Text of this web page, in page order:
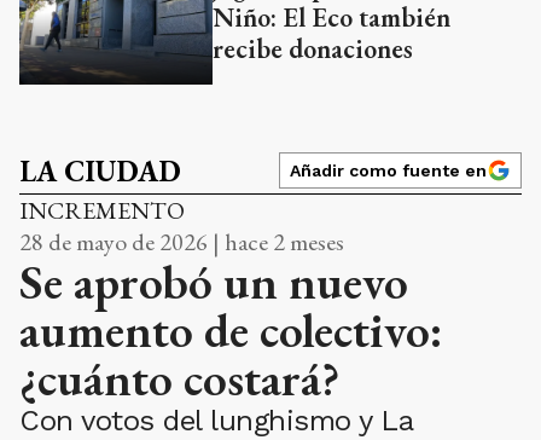
Niño: El Eco también
recibe donaciones
LA CIUDAD Añadir como fuente en
INCREMENTO
28 de mayo de 2026 | hace 2 meses
Se aprobó un nuevo
aumento de colectivo:
¿cuánto costará?
Con votos del lunghismo y La